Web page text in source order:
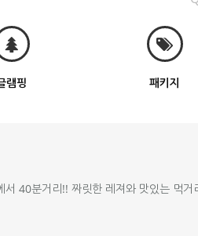
램핑 패키지
서 40분거리!! 짜릿한 레져와 맛있는 먹거